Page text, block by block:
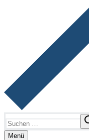
nach:
Menü